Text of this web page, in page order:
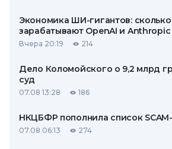
Экономика ШИ-гигантов: сколько
зарабатывают OpenAI и Anthropic
Вчера 20:19 214
Дело Коломойского о 9,2 млрд
суд
07.08 13:28 186
НКЦБФР пополнила список
07.08 06:13 274